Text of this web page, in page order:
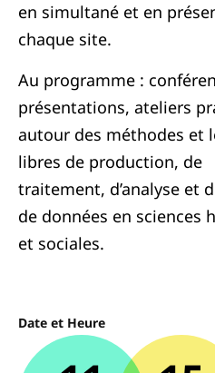
en simultané et en
chaque site.
Au programme :
présentations, ateliers
autour des méthodes et
libres de production, de
traitement, d’analyse et
de données en sciences
et sociales.
Date et Heure